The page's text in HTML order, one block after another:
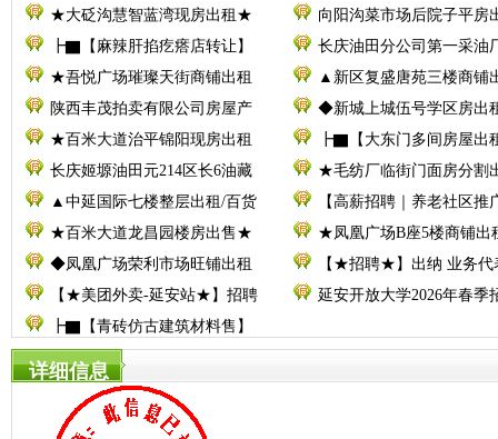
★大砭沟慧智蓝湾现房出租★
向阳沟菜市场后院子平房
┣▇【麻辣肝掐疙瘩店转让】
长庆油田分公司第一采油
★吾悦广场璀璨天街商铺出租
▲新区复盛唐苑三楼商铺
陕西丰茂拍卖有限公司房屋产
◆新城上城伍号学区房出
★百米大道治平锦阳现房出租
┣▇【大东门多间房屋出
长庆姬塬油田元214区长6油藏
★毛纺厂临街门面房分割
▲中延国际七楼整层出租/百货
【高薪招聘｜养老社区推
★百米大道龙昌园楼房出售★
★凤凰广场B座5楼商铺
◆凤凰广场荣利市场旺铺出租
【★招聘★】出纳 业务代
【★美团外卖-延安站★】招聘
延安开放大学2026年春季
┣▇【青砖仿古建筑材料售】
详细信息